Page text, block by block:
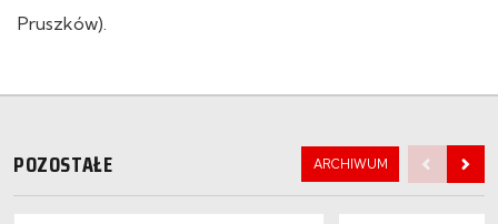
Pruszków).
POZOSTAŁE ARCHIWUM